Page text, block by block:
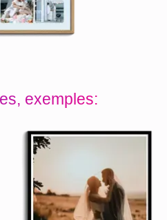
exemples: